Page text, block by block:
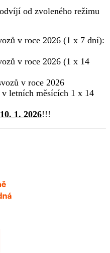
od zvoleného režimu
v roce 2026 (1 x 7 dní):
v roce 2026 (1 x 14
v roce 2026
letních měsících 1 x 14
1. 2026!!!